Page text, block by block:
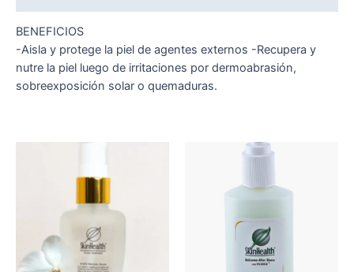
BENEFICIOS
-Aisla y protege la piel de agentes externos -Recupera y
nutre la piel luego de irritaciones por dermoabrasión,
sobreexposición solar o quemaduras.